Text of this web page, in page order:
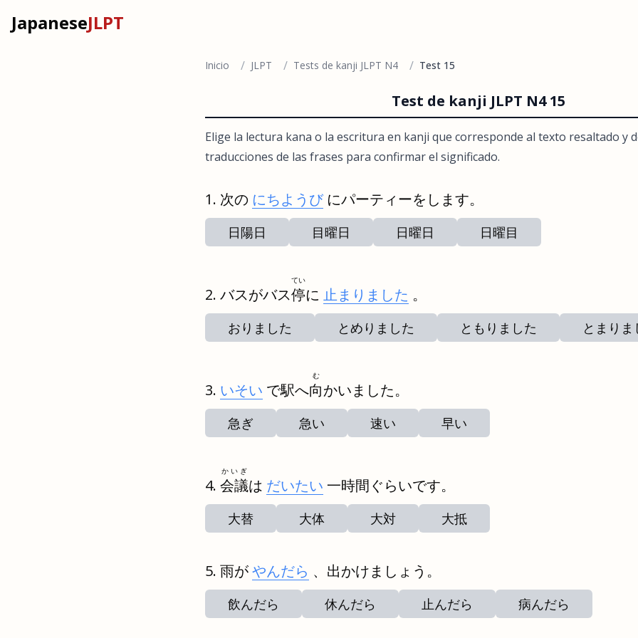
JapaneseJLPT
Inicio / JLPT / Tests de kanji JLPT N4 / Test 15
Test de kanji JLPT N4 15
Elige la lectura kana o la escritura en kanji que corresponde al texto resaltado y
traducciones de las frases para confirmar el significado.
次の にちようび にパーティーをします。
日陽日 目曜日 日曜日 日曜目
バスがバス停
てい
に 止まりました 。
おりました とめりました ともりました とまりま
いそい で駅へ向
む
かいました。
急ぎ 急い 速い 早い
会議
かいぎ
は だいたい 一時間ぐらいです。
大替 大体 大対 大抵
雨がやんだら 、出かけましょう。
飲んだら 休んだら 止んだら 病んだら